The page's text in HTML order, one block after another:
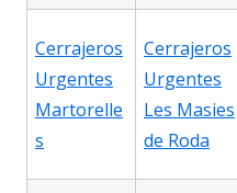
Cerrajeros
Urgentes
Martorelle
s
Cerrajeros
Urgentes
Les Masies
de Roda